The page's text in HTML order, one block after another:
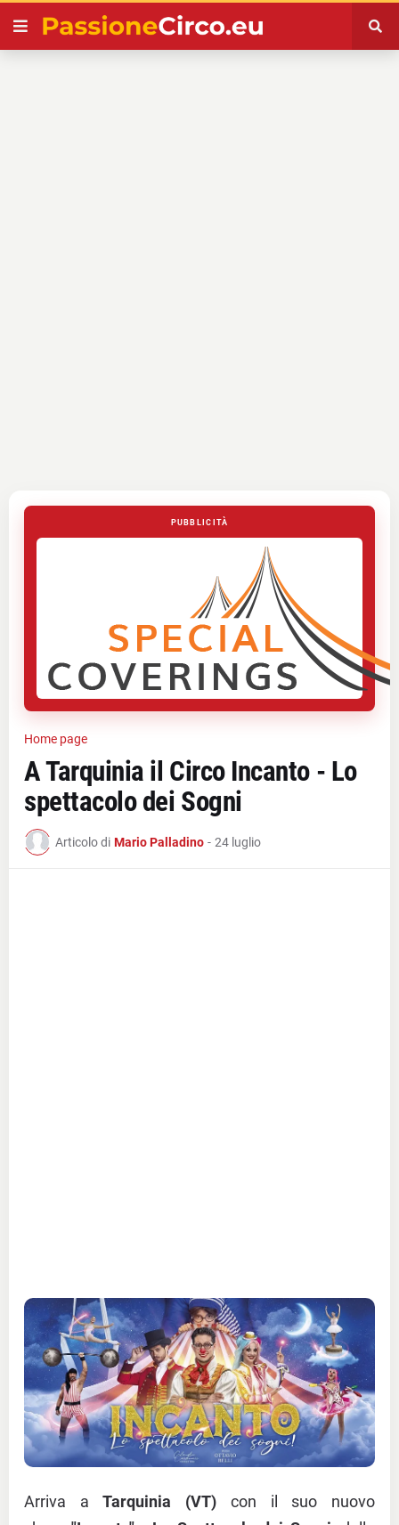
PUBBLICITÀ
Home page
A Tarquinia il Circo Incanto - Lo
spettacolo dei Sogni
Articolo di Mario Palladino - 24 luglio
Arriva aTarquinia (VT) con il suo nuovo